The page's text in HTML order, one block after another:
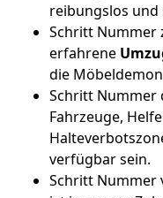
reibungslos und
Schritt Nummer
erfahrene
die
Schritt Nummer
Fahrzeuge,
verfügbar sein.
Schritt Nummer